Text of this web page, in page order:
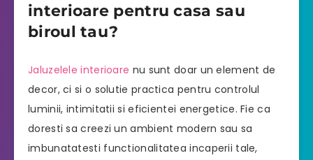
interioare pentru casa sau
biroul tau?
Jaluzelele interioare nu sunt doar un element de
decor, ci si o solutie practica pentru controlul
luminii, intimitatii si eficientei energetice. Fie ca
doresti sa creezi un ambient modern sau sa
imbunatatesti functionalitatea incaperii tale,